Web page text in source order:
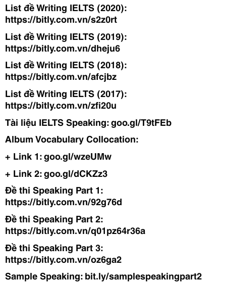
List đề Writing IELTS (2020):
https://bitly.com.vn/s2z0rt
List đề Writing IELTS (2019):
https://bitly.com.vn/dheju6
List đề Writing IELTS (2018):
https://bitly.com.vn/afcjbz
List đề Writing IELTS (2017):
https://bitly.com.vn/zfi20u
Tài liệu IELTS Speaking: goo.gl/T9tFEb
Album Vocabulary Collocation:
+ Link 1: goo.gl/wzeUMw
+ Link 2: goo.gl/dCKZz3
Đề thi Speaking Part 1:
https://bitly.com.vn/92g76d
Đề thi Speaking Part 2:
https://bitly.com.vn/q01pz64r36a
Đề thi Speaking Part 3:
https://bitly.com.vn/oz6ga2
Sample Speaking: bit.ly/samplespeakingpart2